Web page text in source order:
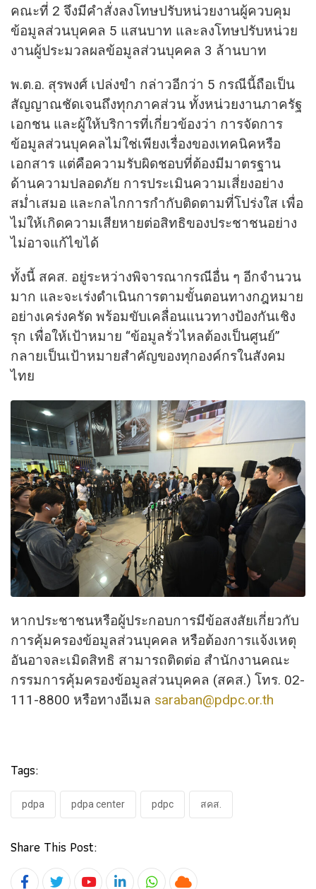
คณะที่ 2 จึงมีคำสั่งลงโทษปรับหน่วยงานผู้ควบคุม
ข้อมูลส่วนบุคคล 5 แสนบาท และลงโทษปรับหน่วย
งานผู้ประมวลผลข้อมูลส่วนบุคคล 3 ล้านบาท
พ.ต.อ. สุรพงศ์ เปล่งขำ กล่าวอีกว่า 5 กรณีนี้ถือเป็น
สัญญาณชัดเจนถึงทุกภาคส่วน ทั้งหน่วยงานภาครัฐ
เอกชน และผู้ให้บริการที่เกี่ยวข้องว่า การจัดการ
ข้อมูลส่วนบุคคลไม่ใช่เพียงเรื่องของเทคนิคหรือ
เอกสาร แต่คือความรับผิดชอบที่ต้องมีมาตรฐาน
ด้านความปลอดภัย การประเมินความเสี่ยงอย่าง
สม่ำเสมอ และกลไกการกำกับติดตามที่โปร่งใส เพื่อ
ไม่ให้เกิดความเสียหายต่อสิทธิของประชาชนอย่าง
ไม่อาจแก้ไขได้
ทั้งนี้ สคส. อยู่ระหว่างพิจารณากรณีอื่น ๆ อีกจำนวน
มาก และจะเร่งดำเนินการตามขั้นตอนทางกฎหมาย
อย่างเคร่งครัด พร้อมขับเคลื่อนแนวทางป้องกันเชิง
รุก เพื่อให้เป้าหมาย “ข้อมูลรั่วไหลต้องเป็นศูนย์”
กลายเป็นเป้าหมายสำคัญของทุกองค์กรในสังคม
ไทย
หากประชาชนหรือผู้ประกอบการมีข้อสงสัยเกี่ยวกับ
การคุ้มครองข้อมูลส่วนบุคคล หรือต้องการแจ้งเหตุ
อันอาจละเมิดสิทธิ สามารถติดต่อ สำนักงานคณะ
กรรมการคุ้มครองข้อมูลส่วนบุคคล (สคส.) โทร. 02-
111-8800 หรือทางอีเมล saraban@pdpc.or.th
Tags:
pdpa pdpa center pdpc สคส.
Share This Post: